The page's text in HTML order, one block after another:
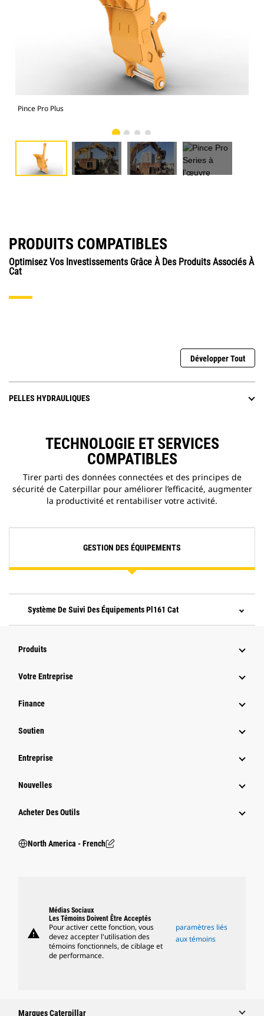
Pince Pro Plus
PRODUITS COMPATIBLES
Optimisez Vos Investissements Grâce À Des Produits Associés À
Cat
Développer Tout
PELLES HYDRAULIQUES
TECHNOLOGIE ET SERVICES
COMPATIBLES
Tirer parti des données connectées et des principes de
sécurité de Caterpillar pour améliorer l’efficacité, augmenter
la productivité et rentabiliser votre activité.
GESTION DES ÉQUIPEMENTS
Système De Suivi Des Équipements Pl161 Cat
Produits
Votre Entreprise
Finance
Soutien
Entreprise
Nouvelles
Acheter Des Outils
North America - French
warning
Médias Sociaux
Les Témoins Doivent Être Acceptés
Pour activer cette fonction, vous
devez accepter l'utilisation des
témoins fonctionnels, de ciblage et
de performance.
paramètres liés
aux témoins
Marques Caterpillar